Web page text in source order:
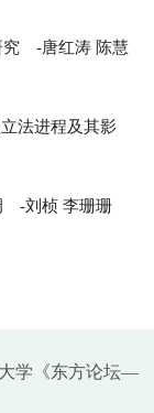
究-唐红涛 陈慧
法进程及其影
-刘桢 李珊珊
学《东方论坛—